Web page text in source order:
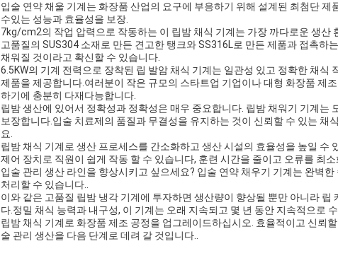
입술 연약 채울 기계는 화장품 산업의 요구에 부응하기 위해 설계된 최첨단
수있는 성능과 효율성을 보장.
7kg/cm2의 작업 압력으로 작동하는 이 립밤 채식 기계는 가장 까다로운 생산
고품질의 SUS304 소재로 만든 견고한 탱크와 SS316L로 만든 제품과 접촉하
채워질 것이라고 확신할 수 있습니다.
6.5KW의 기계 전력으로 장착된 립 발암 채식 기계는 일관성 있고 정확한 채식
제품을 제공합니다.여러분이 작은 규모의 스타트업 기업이나 대형 화장품 제
하기에 충분히 다재다능합니다.
립밤 생산에 있어서 정확성과 정확성은 매우 중요합니다. 립밤 채워기 기계는
보장합니다.입술 치료제의 품질과 무결성을 유지하는 것이 신뢰할 수 있는 채
요.
립밤 채식 기계로 생산 프로세스를 간소화하고 생산 시설의 효율성을 높일 수
제어 장치로 직원이 쉽게 작동 할 수 있습니다, 훈련 시간을 줄이고 오류를 최
입술 관리 생산 라인을 향상시키고 싶으세요? 입술 연약 채우기 기계는 완벽
처리할 수 있습니다..
이와 같은 고품질 립밤 냉각 기계에 투자하면 생산량이 향상될 뿐만 아니라 립
다.정밀 채식 능력과 내구성, 이 기계는 오래 지속되고 몇 년 동안 지속적으로
립밤 채식 기계로 화장품 제조 공정을 업그레이드하십시오. 효율적이고 신뢰
술 관리 생산을 다음 단계로 데려 갈 것입니다..